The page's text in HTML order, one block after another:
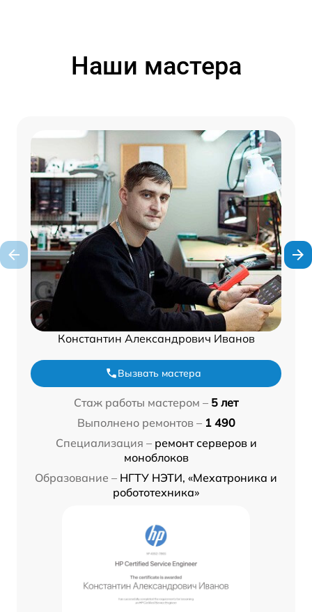
Наши мастера
Константин Александрович Иванов
Вызвать мастера
Стаж работы мастером – 5 лет
Выполнено ремонтов – 1 490
Специализация – ремонт серверов и
моноблоков
Образование – НГТУ НЭТИ, «Мехатроника и
робототехника»